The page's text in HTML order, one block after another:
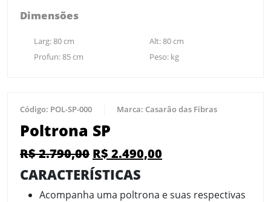
Dimensões
Larg:80cm Alt:80cm
Profun:85cm Peso: kg
Código: POL-SP-000 Marca: Casarão das Fibras
Poltrona SP
R$2.790,00 R$ 2.490,00
CARACTERÍSTICAS
Acompanha uma poltrona e suas respectivas